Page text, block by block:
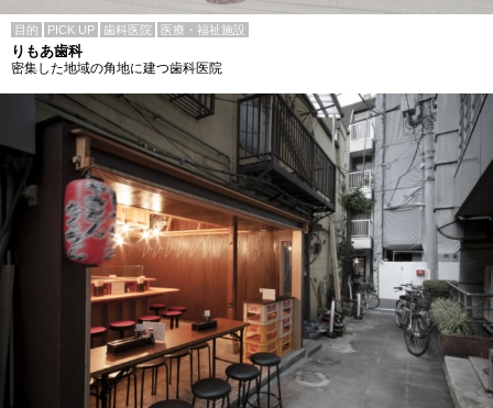
目的 PICK UP 歯科医院 医療・福祉施設
りもあ歯科
密集した地域の角地に建つ歯科医院